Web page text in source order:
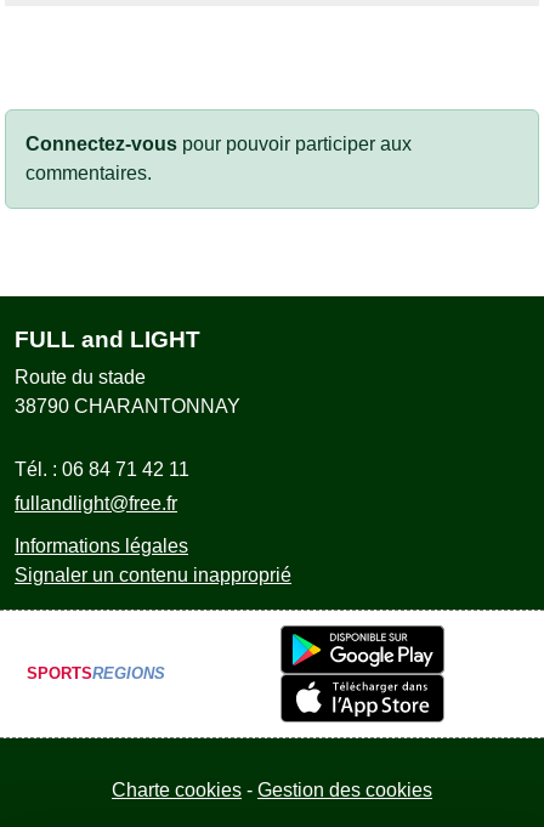
Connectez-vous pour pouvoir participer aux
commentaires.
FULL and LIGHT
Route du stade
38790 CHARANTONNAY
Tél. : 06 84 71 42 11
fullandlight@free.fr
Informations légales
Signaler un contenu inapproprié
SPORTSREGIONS
Charte cookies Gestion des cookies